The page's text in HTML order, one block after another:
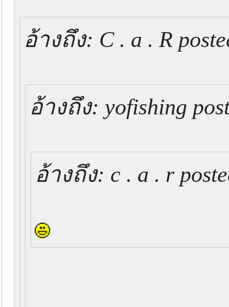
อ้างถึง: C . a . R
อ้างถึง: yofishing
อ้างถึง: c . a . r